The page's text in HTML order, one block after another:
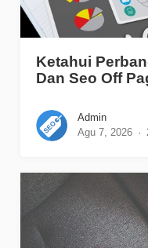
Ketahui
Dan Seo Off
Admin
Agu 7, 2026